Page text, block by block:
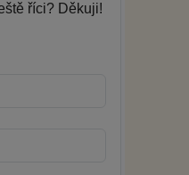
říci? Děkuji!